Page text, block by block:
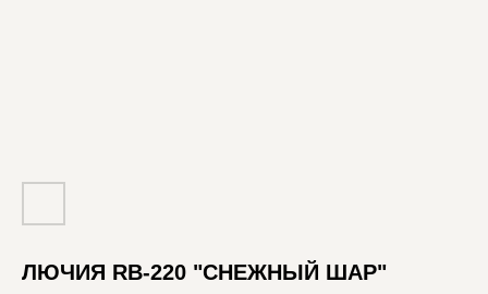
ЛЮЧИЯ RB-220 "СНЕЖНЫЙ ШАР"